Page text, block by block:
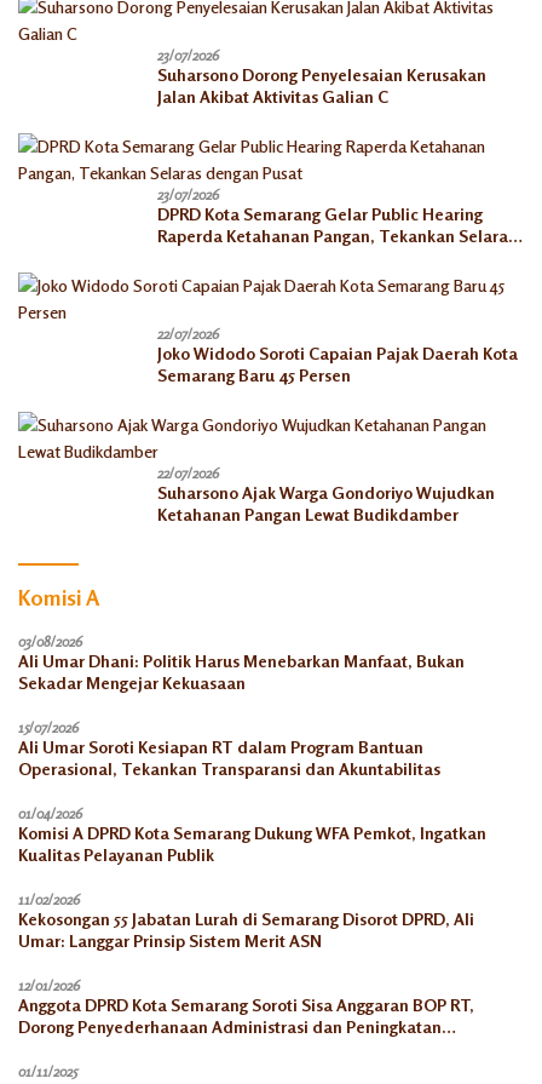
23/07/2026
Suharsono Dorong Penyelesaian Kerusakan
Jalan Akibat Aktivitas Galian C
23/07/2026
DPRD Kota Semarang Gelar Public Hearing
Raperda Ketahanan Pangan, Tekankan Selaras
22/07/2026
Joko Widodo Soroti Capaian Pajak Daerah Kota
Semarang Baru 45 Persen
22/07/2026
Suharsono Ajak Warga Gondoriyo Wujudkan
Ketahanan Pangan Lewat Budikdamber
Komisi A
03/08/2026
Ali Umar Dhani: Politik Harus Menebarkan Manfaat, Bukan
Sekadar Mengejar Kekuasaan
15/07/2026
Ali Umar Soroti Kesiapan RT dalam Program Bantuan
Operasional, Tekankan Transparansi dan Akuntabilitas
01/04/2026
Komisi A DPRD Kota Semarang Dukung WFA Pemkot, Ingatkan
Kualitas Pelayanan Publik
11/02/2026
Kekosongan 55 Jabatan Lurah di Semarang Disorot DPRD, Ali
Umar: Langgar Prinsip Sistem Merit ASN
12/01/2026
Anggota DPRD Kota Semarang Soroti Sisa Anggaran BOP RT,
Dorong Penyederhanaan Administrasi dan Peningkatan
01/11/2025